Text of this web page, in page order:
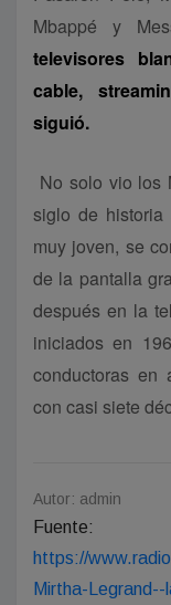
Mbappé y
televisores
cable,
siguió.
No solo vio los
siglo de historia
muy joven, se
de la pantalla
después en la
iniciados en
conductoras en
con casi siete
Autor: admin
Fuente:
https://
Mirtha-